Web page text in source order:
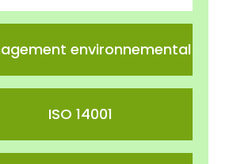
environnemental
ISO 14001